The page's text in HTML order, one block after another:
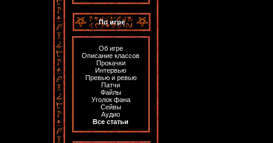
По игре
Об игре
Описание классов
Прокачки
Интервью
Превью и ревью
Патчи
Файлы
Уголок фана
Сейвы
Аудио
Все статьи